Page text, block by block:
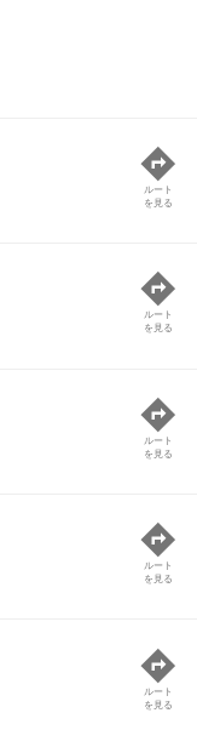
ルート
を見る
ルート
を見る
ルート
を見る
ルート
を見る
ルート
を見る